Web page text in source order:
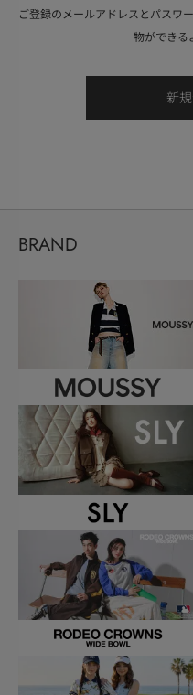
ご登録のメールアドレスとパスワ
物ができる
BRAND